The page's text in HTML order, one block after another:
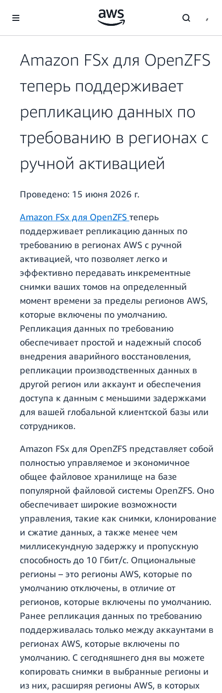
Перейти к главному контенту
Amazon FSx для OpenZFS
теперь поддерживает
репликацию данных по
требованию в регионах с
ручной активацией
Проведено: 15 июня 2026 г.
Amazon FSx для OpenZFS теперь
поддерживает репликацию данных по
требованию в регионах AWS с ручной
активацией, что позволяет легко и
эффективно передавать инкрементные
снимки ваших томов на определенный
момент времени за пределы регионов AWS,
которые включены по умолчанию.
Репликация данных по требованию
обеспечивает простой и надежный способ
внедрения аварийного восстановления,
репликации производственных данных в
другой регион или аккаунт и обеспечения
доступа к данным с меньшими задержками
для вашей глобальной клиентской базы или
сотрудников.
Amazon FSx для OpenZFS представляет собой
полностью управляемое и экономичное
общее файловое хранилище на базе
популярной файловой системы OpenZFS. Оно
обеспечивает широкие возможности
управления, такие как снимки, клонирование
и сжатие данных, а также менее чем
миллисекундную задержку и пропускную
способность до 10 Гбит/с. Опциональные
регионы – это регионы AWS, которые по
умолчанию отключены, в отличие от
регионов, которые включены по умолчанию.
Ранее репликация данных по требованию
поддерживалась только между аккаунтами в
регионах AWS, которые включены по
умолчанию. С сегодняшнего дня вы можете
копировать снимки в выбранные регионы и
из них, расширяя регионы AWS, в которых